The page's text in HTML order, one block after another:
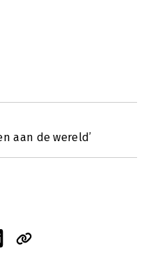
aan de wereld’